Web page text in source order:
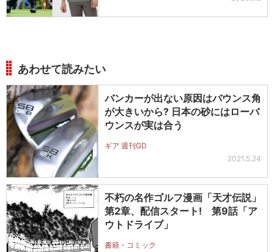
あわせて読みたい
バンカーが出ない原因はバウンス角
が大きいから? 日本の砂にはローバ
ウンスが実は合う
ギア 週刊GD
2021.5.24
不朽の名作ゴルフ漫画「天才伝説」
第2章、配信スタート! 第9話「ア
ウトドライブ」
書籍・コミック